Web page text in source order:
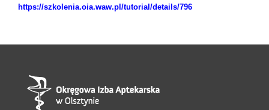
https://szkolenia.oia.waw.pl/tutorial/details/796